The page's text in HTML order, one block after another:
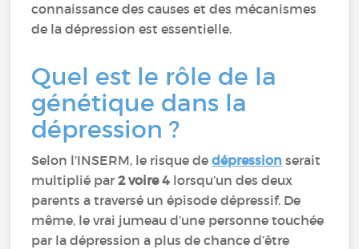
connaissance des causes et des mécanismes
de la dépression est essentielle.
Quel est le rôle de la
génétique dans la
dépression ?
Selon l’INSERM, le risque dedépression serait
multiplié par2 voire 4 lorsqu’un des deux
parents a traversé un épisode dépressif. De
même, le vrai jumeau d’une personne touchée
par la dépression a plus de chance d’être